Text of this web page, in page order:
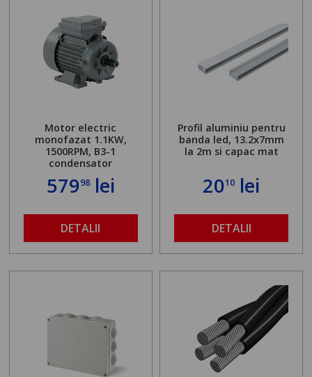
Motor electric
monofazat 1.1KW,
1500RPM, B3-1
condensator
57998lei
DETALII
Profil aluminiu pentru
banda led, 13.2x7mm
la 2m si capac mat
2010 lei
DETALII